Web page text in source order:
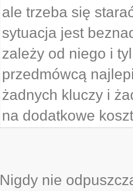
ale trzeba się
sytuacja jest
zależy od niego i
przedmówcą
żadnych kluczy i
na dodatkowe
Nigdy nie